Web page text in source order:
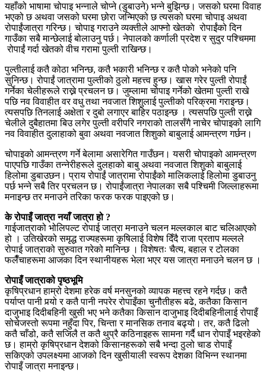
यहाँको भाषामा चोपाइ भन्नाले चोप्ने (डुबाउने) भन्ने बुझिन्छ। जसको घरमा विवाह
भएको छ अथवा जसको घरमा छोरा जन्मिएको छ त्यसको घरमा चोपाइ अथवा
रोपाईंजात्रा गरिन्छ। चोपाइ गराउने व्यक्तीले आफ्नो खेतकाे रोपाईंको दिन
गाउँका सबै मान्छेलाई बोलाउनु पर्छ। नेपालको कर्णाली प्रदेश र सुदुर पश्चिममा
रोपाईं गर्दा खेतको वीच गरामा पुल्ती राखिन्छ।
पुल्तीलाई कतै कोठा भनिन्छ, कतै भकारी भनिन्छ र कतै पोको भनेको पनि
सुनिन्छ। रोपाईं जात्रामा पुल्तीको ठुलो महत्त्व हुन्छ। खास गरेर पुल्ती रोपाईं
गर्नेका चेलीहरूले राख्ने प्रचलन छ। जुम्लामा चोपाइ गर्नेको खेतमा पुल्ती राखे
पछि नव विवाहीत वर वधु तथा नवजात शिशुलाई पुल्तीको परिक्रमा गराइन्छ।
त्यसपछि तिनलाई अक्षेता र दुबो लगाएर बाहिर पठाइन्छ । त्यसपछि पुल्ती राख्ने
चेलीले दुबैहातमा बिउ लगेर पुल्ती वरीपरि नगराको तालसँगै नाचेर चोपाइको लागि
नव विवाहीत दुलाहाको बुवा अथवा नवजात शिशुको बाबुलाई आमन्त्रण गर्छन।
चोपाइको आमन्त्रण गर्ने बेलामा असारेगित गाउँछन। यसरी चोपाइको आमन्त्रण
पाएपछि गाउँका तन्नेरीहरूले दुलहाको बाबु अथवा नवजात शिशुको बाबुलाई
हिलोमा डुबाउछन। प्राय रोपाईं जात्रामा रोपाईंको मालिकलाई हिलोमा डुबाउनु
पर्छ भन्ने सबै तिर प्रचलन छ। रोपाईंजात्रा नेपालका सबै पश्चिमी जिल्लाहरूमा
मनाइन्छ तर मनाउने तरिका फरक फरक पाइएको छ।
के रोपाइँ जात्रा नयाँ जात्रा हो ?
गाईजात्राको भोलिपल्ट रोपाई जात्रा मनाउने चलन मल्लकाल बाट चलिआएको
हो । उतिखेरको समृद्ध राज्यहरूमा कृषिलाई विशेष दिँदै राजा प्रताप मल्लले
रोपाई जात्राको सुरुवात गरेको मानिन्छ । विशेषतः चैत्य, बहाल र टोलका
फलैँचाहरूमा आजका दिन स्थानीयहरू भेला भएर यस जात्रा मनाउने चलन छ ।
रोपाइँ जात्राको पृष्ठभूमि
कृषिप्रधान हाम्रो देशमा हरेक वर्ष मनसुनको व्यापक महत्त्व रहने गर्दछ। कतै
पर्याप्त पानी पर्‍यो र कतै पानी नपरेर रोपाइँका चुनौतीहरू बढे, कतैका किसान
दाजुभाइ दिदीबहिनी खुसी भए भने कतैका किसान दाजुभाइ दिदीबहिनीलाई रोपाइँ
सोचेजस्तो रूपमा नहुँदा पिर, चिन्ता र मानसिक तनाव बढ्यो। तर, कतै ढिलो
कतै चाँडो, कतै सजिलै त कतै थुप्रै कठिनाइहरू सामना गर्दै धान रोपाइँ भइरहेको
छ। हाम्रो कृषिप्रधान देशको किसानहरूको सबै भन्दा ठुलो चाड रोपाइँ
सकिएको उपलक्ष्यमा आजको दिन खुसीयाली स्वरूप देशका विभिन्न स्थानमा
रोपाइँ जात्रा मनाइन्छ।